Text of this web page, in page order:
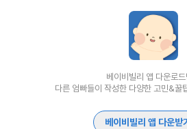
베이비빌리 앱 다운로
다른 엄빠들이 작성한 다양한 고민&꿀
베이비빌리 앱 다운받기